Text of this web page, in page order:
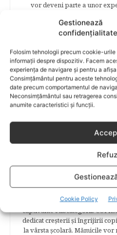
Gestionează
Folosim tehnologii precum cookie-
informații despre dispozitiv. Facem
experiența de navigare și pentru a
Consimțământul pentru aceste
date precum comportamentul de
Neconsimțământul sau retragerea
anumite caracteristici și funcții.
Cookie Policy
vor deveni parte a unor
legislative care să le
familiei. Cititorii se vor
într-un interviu acordat în
fi puşi în temă cu ultimele
diete şi modă parcurgând
începând cu: Rubrici:
cunoscute personalităţi
pentru a te îndruma, oferindu-
destinat celor 9 luni de viaţă
informaţii referitoare la
sarcină, evoluţia fătului pe
analize necesare,
ANIŞOR – este un capitol
Alăptarea, scorul Apgar,
prima băiţă, diversificarea sunt
captivante subcategorii.
dedicat creşterii şi îngrijirii
la vârsta şcolară. Mămicile vor